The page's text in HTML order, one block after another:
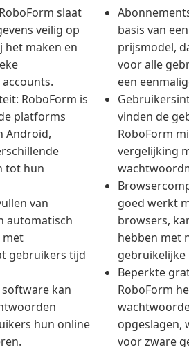
slaat
veilig op
het maken en
RoboForm is
platforms
Android,
tot hun
van
automatisch
met
gebruikers tijd
kan
hun online
basis van
prijsmodel,
voor alle
een
vinden de
RoboForm
vergelijking
goed werkt
browsers,
hebben met
gebruikelijke
Beperkte
RoboForm
opgeslagen,
voor zware